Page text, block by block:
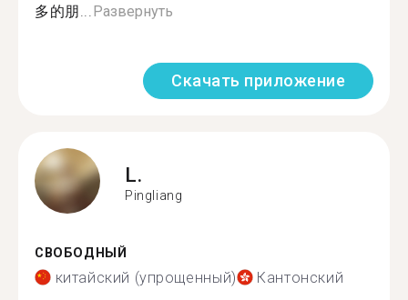
多的朋...Развернуть
Скачать приложение
L.
Pingliang
СВОБОДНЫЙ
китайский (упрощенный) Кантонский